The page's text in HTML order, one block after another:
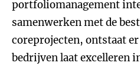
portfoliomanagement
samenwerken met de
coreprojecten, ontstaat
bedrijven laat excelleren